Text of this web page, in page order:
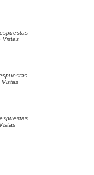
Vistas
Vistas
Vistas